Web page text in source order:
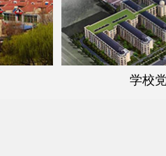
学校